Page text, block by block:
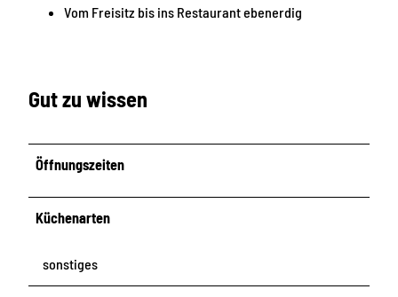
Vom Freisitz bis ins Restaurant ebenerdig
Gut zu wissen
Öffnungszeiten
Küchenarten
sonstiges